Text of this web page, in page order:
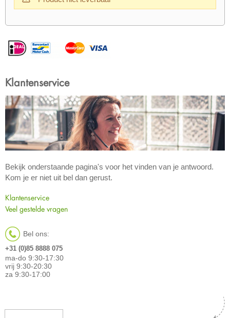
Klantenservice
Bekijk onderstaande pagina's voor het vinden van je antwoord.
Kom je er niet uit bel dan gerust.
Klantenservice
Veel gestelde vragen
Bel ons:
+31 (0)85 8888 075
ma-do 9:30-17:30
vrij 9:30-20:30
za 9:30-17:00